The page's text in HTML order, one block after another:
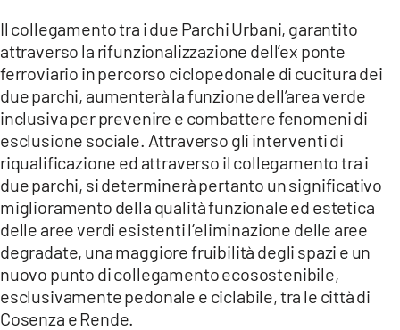
Il collegamento tra i due Parchi Urbani, garantito
attraverso la rifunzionalizzazione dell’ex ponte
ferroviario in percorso ciclopedonale di cucitura dei
due parchi, aumenterà la funzione dell’area verde
inclusiva per prevenire e combattere fenomeni di
esclusione sociale. Attraverso gli interventi di
riqualificazione ed attraverso il collegamento tra i
due parchi, si determinerà pertanto un significativo
miglioramento della qualità funzionale ed estetica
delle aree verdi esistenti l’eliminazione delle aree
degradate, una maggiore fruibilità degli spazi e un
nuovo punto di collegamento ecosostenibile,
esclusivamente pedonale e ciclabile, tra le città di
Cosenza e Rende.